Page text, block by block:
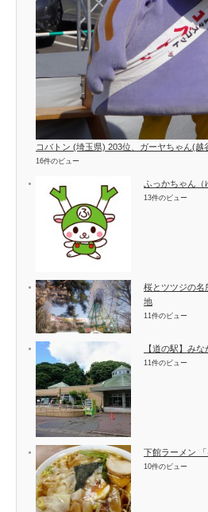
コバトン (埼玉県) 203位、ガーヤちゃん(越
16件のビュー
ふっかちゃん（
13件のビュー
桜とツツジの名
地
11件のビュー
【道の駅】み
11件のビュー
下館ラーメン
10件のビュー